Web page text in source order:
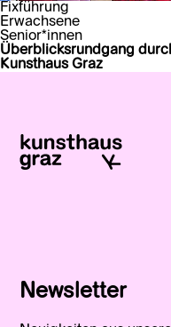
Fixführung
Erwachsene
Senior*innen
Überblicksrundgang
Kunsthaus Graz
Newsletter